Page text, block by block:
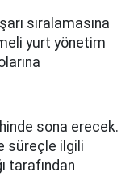
sıralamasına
yurt yönetim
sona erecek.
süreçle ilgili
tarafından